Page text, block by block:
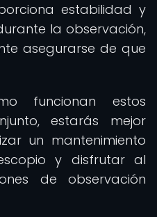
estabilidad y
la observación,
asegurarse de que
funcionan estos
estarás mejor
un mantenimiento
y disfrutar al
de observación